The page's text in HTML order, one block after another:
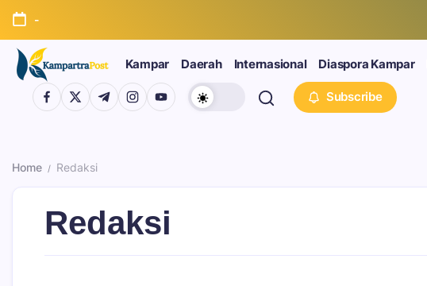
-
Kampar Daerah Internasional Diaspora Kampar
Subscribe
Home / Redaksi
Redaksi